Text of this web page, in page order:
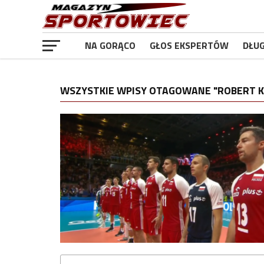
NA GORĄCO GŁOS EKSPERTÓW
WSZYSTKIE WPISY OTAGOWANE "ROBERT